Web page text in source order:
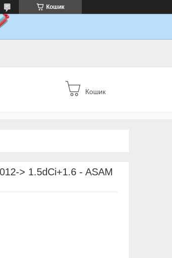
Кошик
Кошик
> 1.5dCi+1.6 - ASAM